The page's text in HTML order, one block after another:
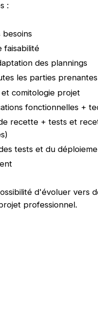
:
besoins
faisabilité
des plannings
les parties
comitologie projet
fonctionnelles +
recette + tests et
tests et du
d'évoluer vers
professionnel.